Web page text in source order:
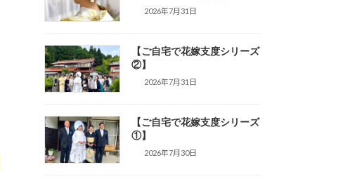
2026年7月31日
【ご自宅で花嫁支度シリーズ
②】
2026年7月31日
【ご自宅で花嫁支度シリーズ
①】
2026年7月30日